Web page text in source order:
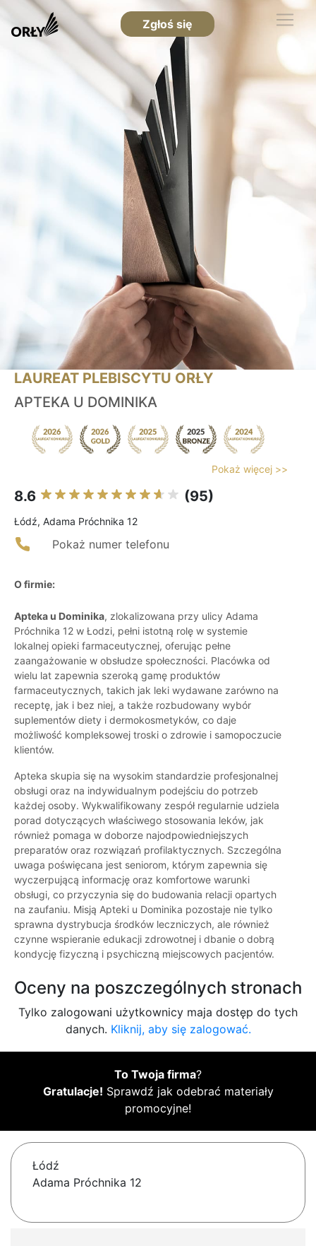
Zgłoś się
LAUREAT PLEBISCYTU ORŁY
APTEKA U DOMINIKA
Pokaż więcej >>
8.6 (95)
Łódź, Adama Próchnika 12
Pokaż numer telefonu
O firmie:
Apteka u Dominika, zlokalizowana przy ulicy Adama
Próchnika 12 w Łodzi, pełni istotną rolę w systemie
lokalnej opieki farmaceutycznej, oferując pełne
zaangażowanie w obsłudze społeczności. Placówka od
wielu lat zapewnia szeroką gamę produktów
farmaceutycznych, takich jak leki wydawane zarówno na
receptę, jak i bez niej, a także rozbudowany wybór
suplementów diety i dermokosmetyków, co daje
możliwość kompleksowej troski o zdrowie i samopoczucie
klientów.
Apteka skupia się na wysokim standardzie profesjonalnej
obsługi oraz na indywidualnym podejściu do potrzeb
każdej osoby. Wykwalifikowany zespół regularnie udziela
porad dotyczących właściwego stosowania leków, jak
również pomaga w doborze najodpowiedniejszych
preparatów oraz rozwiązań profilaktycznych. Szczególna
uwaga poświęcana jest seniorom, którym zapewnia się
wyczerpującą informację oraz komfortowe warunki
obsługi, co przyczynia się do budowania relacji opartych
na zaufaniu. Misją Apteki u Dominika pozostaje nie tylko
sprawna dystrybucja środków leczniczych, ale również
czynne wspieranie edukacji zdrowotnej i dbanie o dobrą
kondycję fizyczną i psychiczną miejscowych pacjentów.
Oceny na poszczególnych stronach
Tylko zalogowani użytkownicy maja dostęp do tych
danych. Kliknij, aby się zalogować.
To Twoja firma?
Gratulacje! Sprawdź jak odebrać materiały
promocyjne!
Łódź
Adama Próchnika 12